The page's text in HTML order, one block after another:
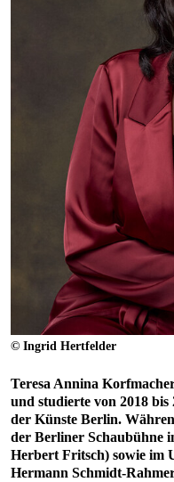
© Ingrid Hertfelder
Teresa Annina
und studierte von 2018
der Künste Berlin.
der Berliner Schaubühne
Herbert Fritsch) sowie im
Hermann Schmidt-